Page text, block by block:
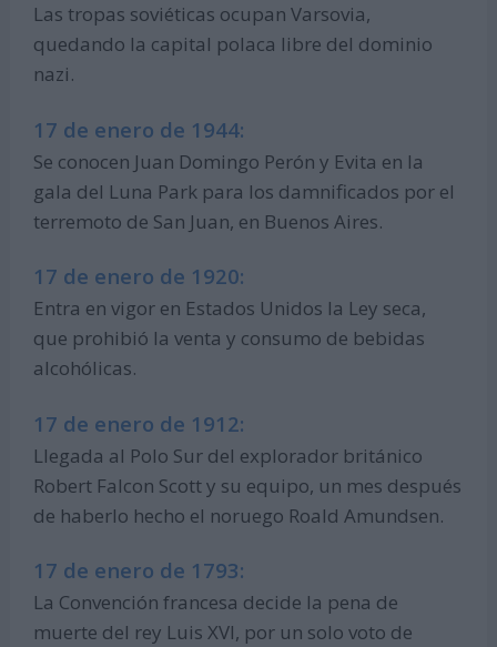
Las tropas soviéticas ocupan Varsovia,
quedando la capital polaca libre del dominio
nazi.
17 de enero de 1944:
Se conocen Juan Domingo Perón y Evita en la
gala del Luna Park para los damnificados por el
terremoto de San Juan, en Buenos Aires.
17 de enero de 1920:
Entra en vigor en Estados Unidos la Ley seca,
que prohibió la venta y consumo de bebidas
alcohólicas.
17 de enero de 1912:
Llegada al Polo Sur del explorador británico
Robert Falcon Scott y su equipo, un mes después
de haberlo hecho el noruego Roald Amundsen.
17 de enero de 1793:
La Convención francesa decide la pena de
muerte del rey Luis XVI, por un solo voto de